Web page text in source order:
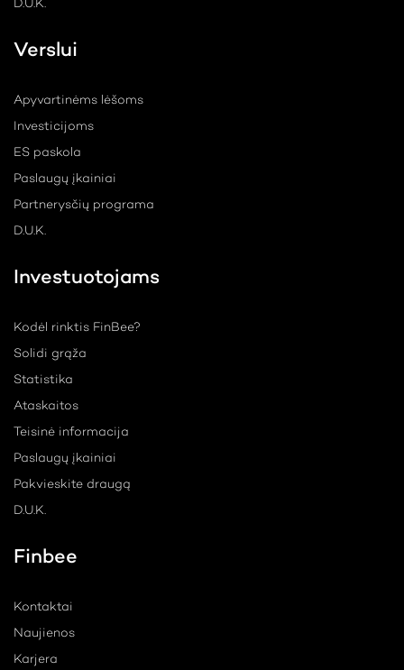
D.U.K.
Verslui
Apyvartinėms lėšoms
Investicijoms
ES paskola
Paslaugų įkainiai
Partnerysčių programa
D.U.K.
Investuotojams
Kodėl rinktis FinBee?
Solidi grąža
Statistika
Ataskaitos
Teisinė informacija
Paslaugų įkainiai
Pakvieskite draugą
D.U.K.
Finbee
Kontaktai
Naujienos
Karjera